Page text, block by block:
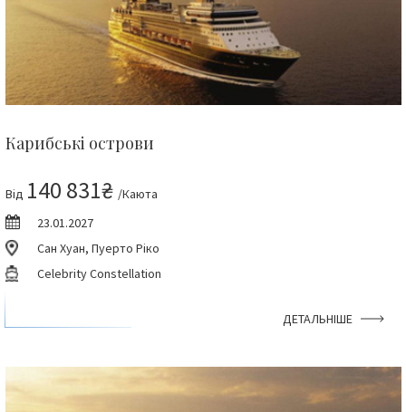
Карибські острови
Від 140 831₴ /Каюта
23.01.2027
Сан Хуан, Пуерто Ріко
Celebrity Constellation
ДЕТАЛЬНІШЕ